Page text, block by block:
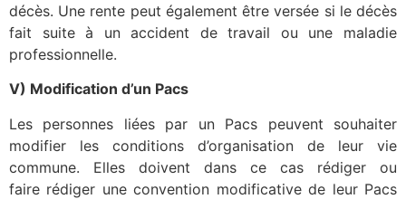
décès. Une rente peut également être versée si le décès
fait suite à un accident de travail ou une maladie
professionnelle.
V) Modification d’un Pacs
Les personnes liées par un Pacs peuvent souhaiter
modifier les conditions d’organisation de leur vie
commune. Elles doivent dans ce cas rédiger ou
faire rédiger une convention modificative de leur Pacs